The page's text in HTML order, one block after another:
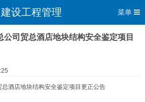
建设工程管理 菜单
公司贸总酒店地块结构安全鉴定项目
酒店地块结构安全鉴定项目更正公告